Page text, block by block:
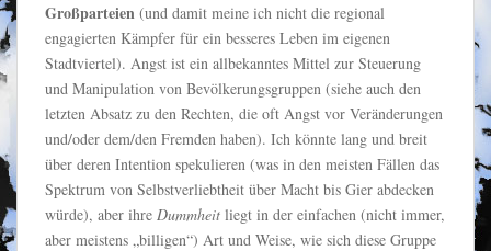
Großparteien (und damit meine ich nicht die regional
engagierten Kämpfer für ein besseres Leben im eigenen
Stadtviertel). Angst ist ein allbekanntes Mittel zur Steuerung
und Manipulation von Bevölkerungsgruppen (siehe auch den
letzten Absatz zu den Rechten, die oft Angst vor Veränderungen
und/oder dem/den Fremden haben). Ich könnte lang und breit
über deren Intention spekulieren (was in den meisten Fällen das
Spektrum von Selbstverliebtheit über Macht bis Gier abdecken
würde), aber ihre Dummheit liegt in der einfachen (nicht immer,
aber meistens „billigen“) Art und Weise, wie sich diese Gruppe